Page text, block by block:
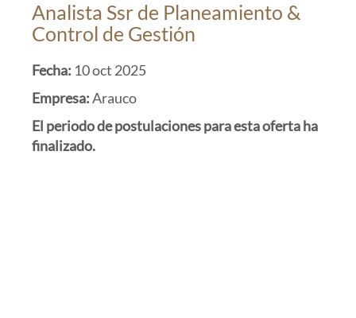
Analista Ssr de Planeamiento &
Control de Gestión
Fecha: 10 oct 2025
Empresa:Arauco
El periodo de postulaciones para esta oferta ha
finalizado.